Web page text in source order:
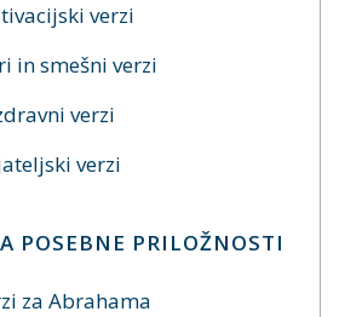
verzi
in smešni verzi
verzi
verzi
POSEBNE PRILOŽNOSTI
za Abrahama